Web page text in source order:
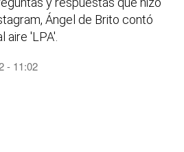
Ángel de Brito contó
aire 'LPA'.
- 11:02